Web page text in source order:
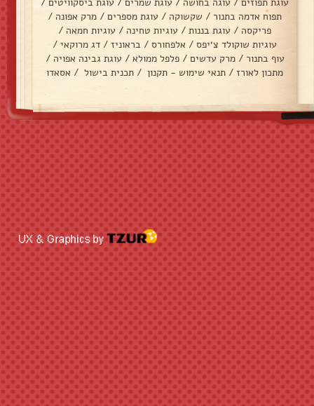
תפוח אדמה בתנור / שקשוקה / עוגת מספרים / מרק אפונה /
פריקסה / עוגת בננות / עוגיות טחינה / עוגיות חמאה /
עוגיות שוקולד צ׳יפס / אלפחורס / בראוניז / דג מרוקאי /
עוף בתנור / מרק עדשים / פלפל ממולא / עוגת גבינה אפויה /
מתכון לאורז / תנאי שימוש - תקנון / תכנית בישול / אסאדו